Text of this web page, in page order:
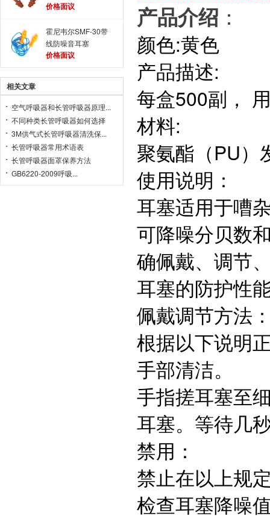
噪耳塞
价格面议
霍尼韦尔SMF-30带
线防噪音耳塞
SmartFit降噪隔音耳
塞
价格面议
相关文章
空气呼吸器和长管呼吸器原理...
不同种类长管呼吸器如何选择
3M供气式长管呼吸器清洗保...
长管呼吸器常用术语表
长管呼吸器面罩保养方法
GB6220-2009呼吸...
产品介绍 ：
颜色:黄色
产品描述:
每盒500副，
材料:
聚氨酯（PU）
使用说明：
耳塞适用于嘈
可降噪分贝数
确佩戴、调节
耳塞的防护性
佩戴调节方法
根据以下说明
手部清洁。
手指搓耳塞至
耳塞。等待几
禁用：
禁止在以上规
检查耳塞降噪